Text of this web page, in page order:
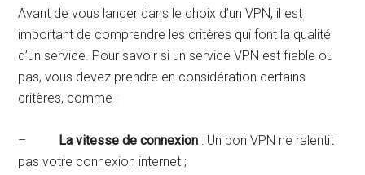
Avant de vous lancer dans le choix d’un VPN, il est
important de comprendre les critères qui font la qualité
d’un service. Pour savoir si un service VPN est fiable ou
pas, vous devez prendre en considération certains
critères, comme :
– La vitesse de connexion : Un bon VPN ne ralentit
pas votre connexion internet ;